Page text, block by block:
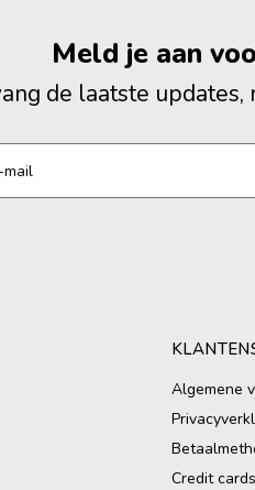
Meld je aan
de laatste
Algemene
Credit cards